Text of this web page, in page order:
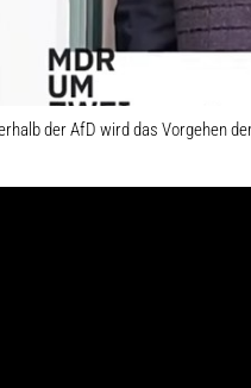
der AfD wird das Vorgehen